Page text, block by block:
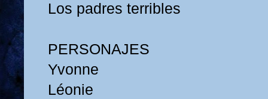
Los padres terribles
PERSONAJES
Yvonne
Léonie